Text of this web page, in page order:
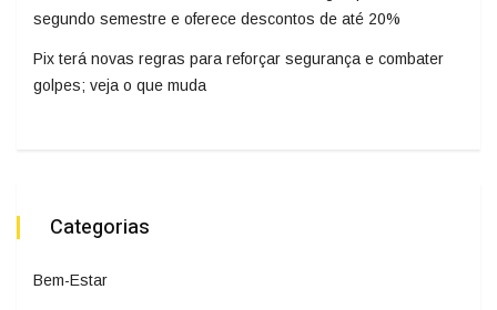
segundo semestre e oferece descontos de até 20%
Pix terá novas regras para reforçar segurança e combater
golpes; veja o que muda
Categorias
Bem-Estar